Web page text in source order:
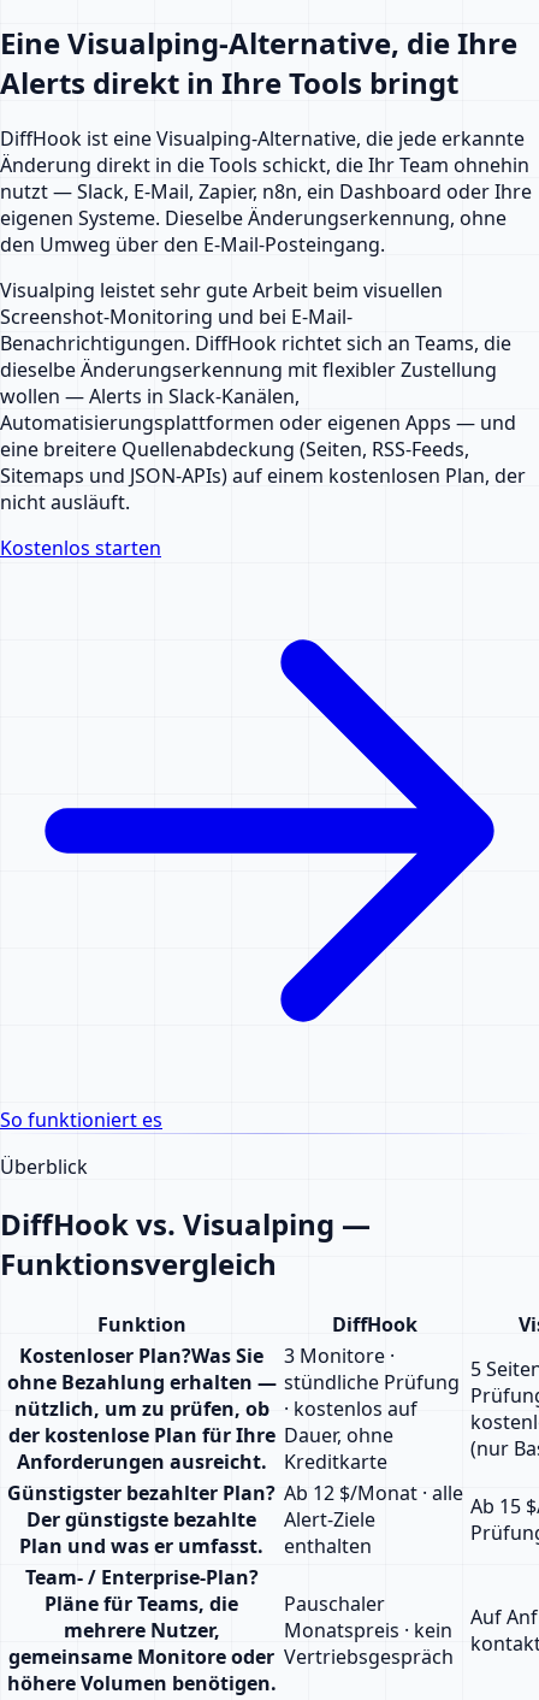
Eine Visualping-Alternative, die Ihre
Alerts direkt in Ihre Tools bringt
DiffHook ist eine Visualping-Alternative, die jede erkannte
Änderung direkt in die Tools schickt, die Ihr Team ohnehin
nutzt — Slack, E-Mail, Zapier, n8n, ein Dashboard oder Ihre
eigenen Systeme. Dieselbe Änderungserkennung, ohne
den Umweg über den E-Mail-Posteingang.
Visualping leistet sehr gute Arbeit beim visuellen
Screenshot-Monitoring und bei E-Mail-
Benachrichtigungen. DiffHook richtet sich an Teams, die
dieselbe Änderungserkennung mit flexibler Zustellung
wollen — Alerts in Slack-Kanälen,
Automatisierungsplattformen oder eigenen Apps — und
eine breitere Quellenabdeckung (Seiten, RSS-Feeds,
Sitemaps und JSON-APIs) auf einem kostenlosen Plan, der
nicht ausläuft.
Kostenlos starten
So funktioniert es
Überblick
DiffHook vs. Visualping —
Funktionsvergleich
Funktion DiffHook
Kostenloser Plan?Was Sie
ohne Bezahlung erhalten —
nützlich, um zu prüfen, ob
der kostenlose Plan für Ihre
Anforderungen ausreicht.
3 Monitore ·
stündliche Prüfung
· kostenlos auf
Dauer, ohne
Kreditkarte
5
(nur
Günstigster bezahlter Plan?
Der günstigste bezahlte
Plan und was er umfasst.
Ab 12 $/Monat · alle
Alert-Ziele
enthalten
Ab 15
Team- / Enterprise-Plan?
Pläne für Teams, die
mehrere Nutzer,
gemeinsame Monitore oder
höhere Volumen benötigen.
Pauschaler
Monatspreis · kein
Vertriebsgespräch
Auf